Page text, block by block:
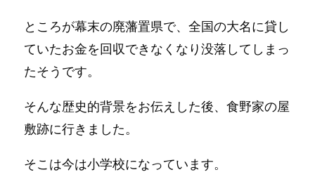
ところが幕末の廃藩置県で、全国の大名に貸し
ていたお金を回収できなくなり没落してしまっ
たそうです。
そんな歴史的背景をお伝えした後、食野家の屋
敷跡に行きました。
そこは今は小学校になっています。